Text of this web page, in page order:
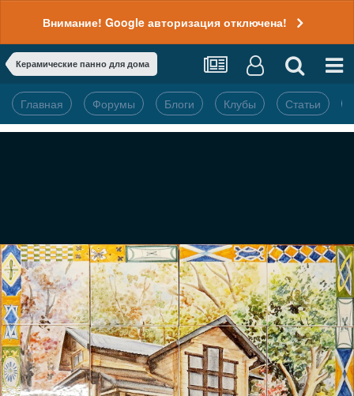
Внимание! Google авторизация отключена!
Керамические панно для дома
Главная Форумы Блоги Клубы Статьи